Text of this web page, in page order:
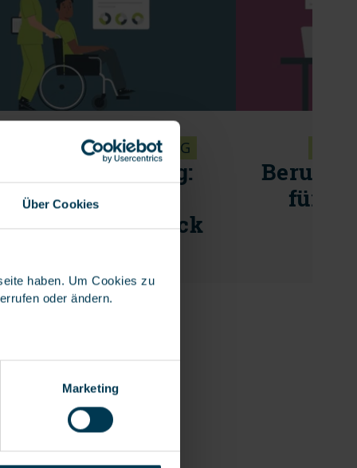
Über Cookies
haben. Um Cookies zu
oder ändern.
Marketing
Leistungen und
im Überblick
für